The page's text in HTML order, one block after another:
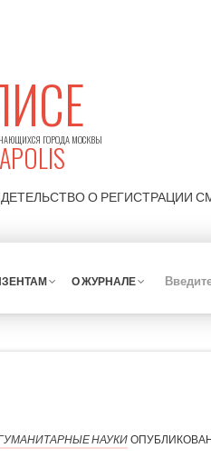
ГОРОДА МОСКВЫ
О РЕГИСТРАЦИИ
О ЖУРНАЛЕ
НАУКИ